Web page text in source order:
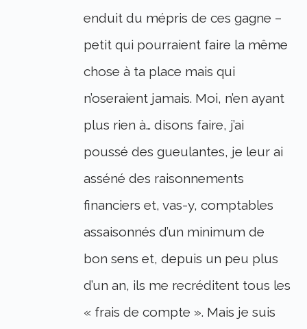
enduit du mépris de ces gagne –
petit qui pourraient faire la même
chose à ta place mais qui
n’oseraient jamais. Moi, n’en ayant
plus rien à… disons faire, j’ai
poussé des gueulantes, je leur ai
asséné des raisonnements
financiers et, vas-y, comptables
assaisonnés d’un minimum de
bon sens et, depuis un peu plus
d’un an, ils me recréditent tous les
« frais de compte ». Mais je suis